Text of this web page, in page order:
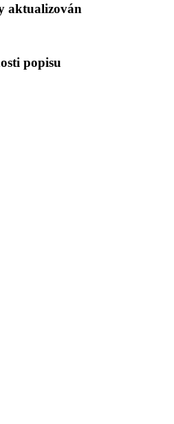
aktualizován
popisu